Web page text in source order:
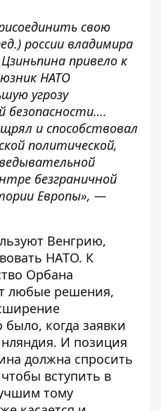
свою
россии владимира
привело к
НАТО
угрозу
безопасности….
и способствовал
политической,
безграничной
Европы», —
Венгрию,
НАТО. К
Орбана
любые решения,
было, когда заявки
. И позиция
должна спросить
вступить в
тому